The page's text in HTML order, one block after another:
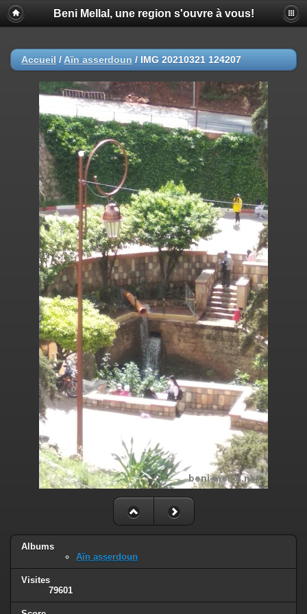
Beni Mellal, une region s'ouvre à vous!
Accueil / Aïn asserdoun / IMG 20210321 124207
Albums
Aïn asserdoun
Visites
79601